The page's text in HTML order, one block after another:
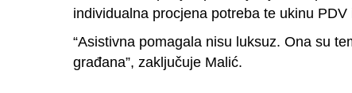
individualna procjena potreba te ukinu
“Asistivna pomagala nisu luksuz. Ona su
građana”, zaključuje Malić.